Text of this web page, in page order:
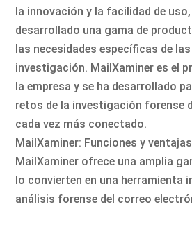
la innovación y la facilidad de
desarrollado una gama de
las necesidades específicas de
investigación. MailXaminer es el
la empresa y se ha desarrollado
retos de la investigación forense
cada vez más conectado.
MailXaminer: Funciones y ventajas
MailXaminer ofrece una amplia
lo convierten en una herramienta
análisis forense del correo